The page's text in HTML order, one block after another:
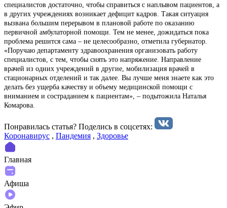
специалистов достаточно, чтобы справиться с наплывом пациентов, а
в других учреждениях возникает дефицит кадров. Такая ситуация
вызвана большим перерывом в плановой работе по оказанию
первичной амбулаторной помощи. Тем не менее, дожидаться пока
проблема решится сама – не целесообразно, отметила губернатор.
«Поручаю департаменту здравоохранения организовать работу
специалистов, с тем, чтобы снять это напряжение. Направление
врачей из одних учреждений в другие, мобилизация врачей в
стационарных отделений и так далее. Вы лучше меня знаете как это
делать без ущерба качеству и объему медицинской помощи с
вниманием и состраданием к пациентам», – подытожила Наталья
Комарова.
Понравилась статья? Поделиcь в соцсетях:
Коронавирус , Пандемия , Здоровье
Главная
Афиша